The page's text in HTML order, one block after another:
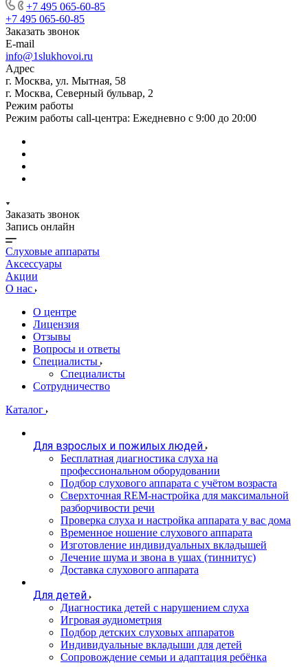
+7 495 065-60-85
+7 495 065-60-85
Заказать звонок
E-mail
info@1slukhovoi.ru
Адрес
г. Москва, ул. Мытная, 58
г. Москва, Северный бульвар, 2
Режим работы
Режим работы call-центра: Ежедневно с 9:00 до 20:00
Заказать звонок
Запись онлайн
Слуховые аппараты
Аксессуары
Акции
О нас
О центре
Лицензия
Отзывы
Вопросы и ответы
Специалисты
Специалисты
Сотрудничество
Каталог
Для взрослых и пожилых людей
Бесплатная диагностика слуха на
профессиональном оборудовании
Подбор слухового аппарата с учётом возраста
Сверхточная REM-настройка для максимальной
разборчивости речи
Проверка слуха и настройка аппарата у вас дома
Временное ношение слухового аппарата
Изготовление индивидуальных вкладышей
Лечение шума и звона в ушах (тиннитус)
Доставка слухового аппарата
Для детей
Диагностика детей с нарушением слуха
Игровая аудиометрия
Подбор детских слуховых аппаратов
Индивидуальные вкладыши для детей
Сопровождение семьи и адаптация ребёнка